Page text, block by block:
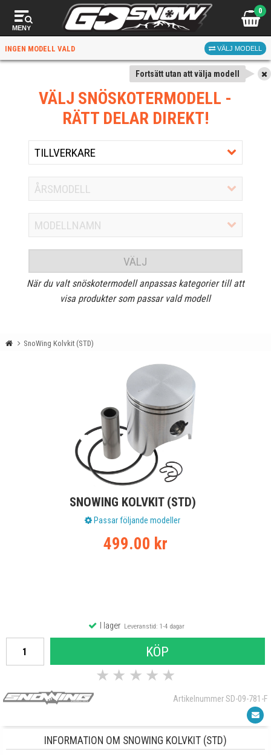
MENY
0
INGEN MODELL VALD VÄLJ MODELL
Fortsätt utan att välja modell
VÄLJ SNÖSKOTERMODELL -
RÄTT DELAR DIREKT!
VÄLJ
När du valt snöskotermodell anpassas kategorier till att
visa produkter som passar vald modell
SnoWing Kolvkit (STD)
SNOWING KOLVKIT (STD)
Passar följande modeller
499.00 kr
I lagerLeveranstid: 1-4 dagar
KÖP
★ ★ ★ ★ ★
Artikelnummer SD-09-781-F
INFORMATION OM SNOWING KOLVKIT (STD)